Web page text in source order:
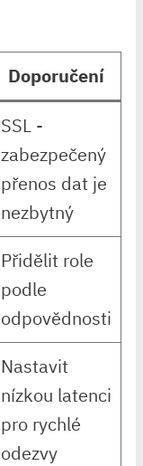
Doporučení
SSL ⁣-
zabezpečený
přenos dat je
nezbytný
Přidělit role
podle
odpovědnosti
Nastavit
⁣nízkou ⁣latenci
pro rychlé
odezvy